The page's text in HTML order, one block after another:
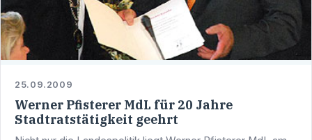
25.09.2009
Werner Pfisterer MdL für 20 Jahre
Stadtratstätigkeit geehrt